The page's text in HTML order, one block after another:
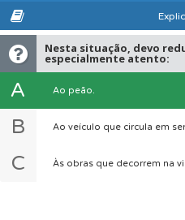
Nesta situação, devo
especialmente atento:
A Ao peão.
B Ao veículo que circula em
C Às obras que decorrem na